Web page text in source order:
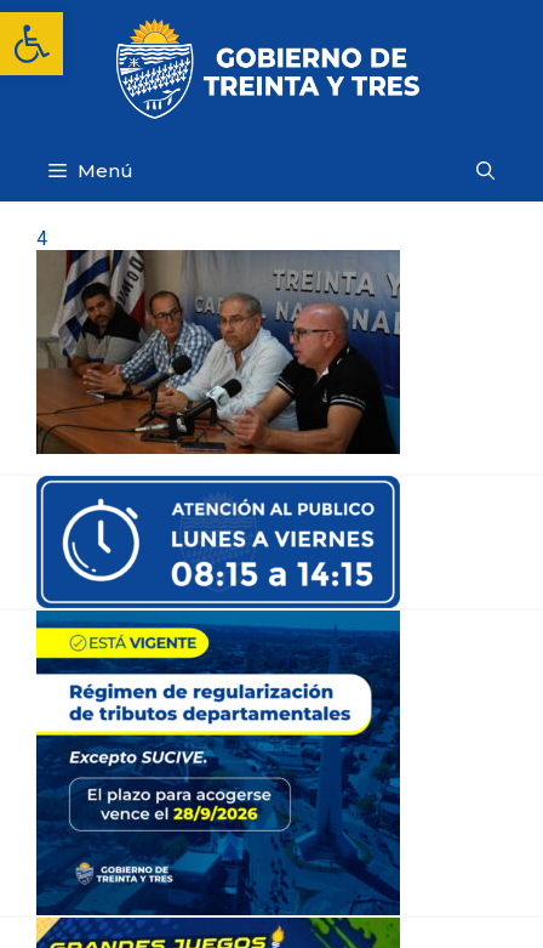
Abrir barra de herramientas
Saltar
contenido
Menú
4